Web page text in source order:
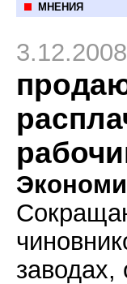
МНЕНИЯ
3.12.2008
заводах,